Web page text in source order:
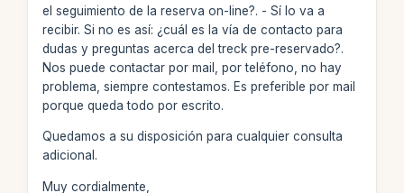
el seguimiento de la reserva on-line?. - Sí lo va a
recibir. Si no es así: ¿cuál es la vía de contacto para
dudas y preguntas acerca del treck pre-reservado?.
Nos puede contactar por mail, por teléfono, no hay
problema, siempre contestamos. Es preferible por mail
porque queda todo por escrito.
Quedamos a su disposición para cualquier consulta
adicional.
Muy cordialmente,